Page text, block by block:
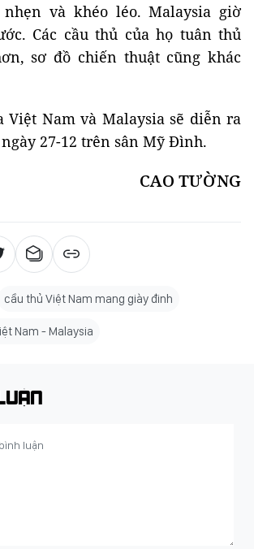
và khéo léo. Malaysia giờ
Các cầu thủ của họ tuân thủ
sơ đồ chiến thuật cũng khác
Việt Nam và Malaysia sẽ diễn ra
27-12 trên sân Mỹ Đình.
CAO TƯỜNG
cầu thủ Việt Nam mang giày đinh
Nam - Malaysia